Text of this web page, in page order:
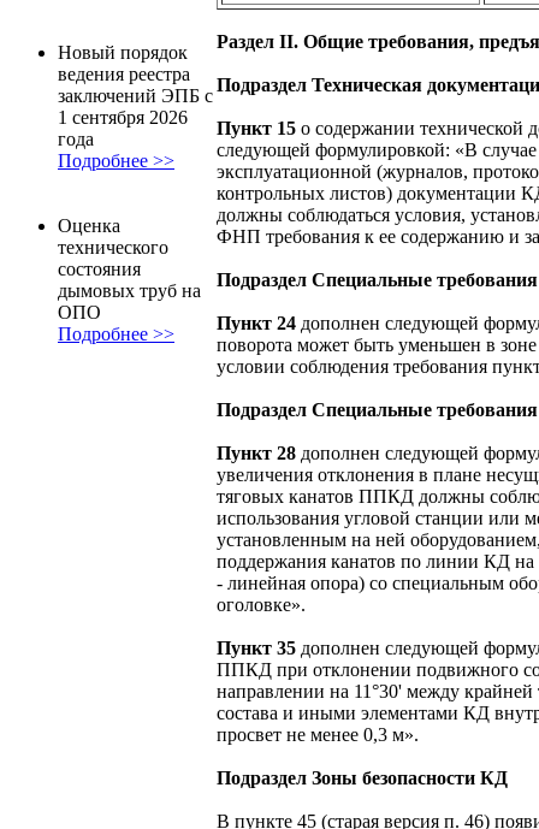
Новый порядок
ведения реестра
заключений ЭПБ с
1 сентября 2026
года
Подробнее >>
Оценка
технического
состояния
дымовых труб на
ОПО
Подробнее >>
Раздел II. Общие требования,
Подраздел Техническая
Пункт 15 о содержании технической
следующей формулировкой: «В случае
эксплуатационной (журналов,
контрольных листов) документации
должны соблюдаться условия,
ФНП требования к ее содержанию и
Подраздел Специальные
Пункт 24 дополнен следующей
поворота может быть уменьшен в
условии соблюдения требования
Подраздел Специальные
Пункт 28 дополнен следующей
увеличения отклонения в плане
тяговых канатов ППКД должны
использования угловой станции или
установленным на ней
поддержания канатов по линии КД на
- линейная опора) со специальным
оголовке».
Пункт 35 дополнен следующей
ППКД при отклонении подвижного
направлении на 11°30' между
состава и иными элементами КД
просвет не менее 0,3 м».
Подраздел Зоны безопасности КД
В пункте 45 (старая версия п. 46)